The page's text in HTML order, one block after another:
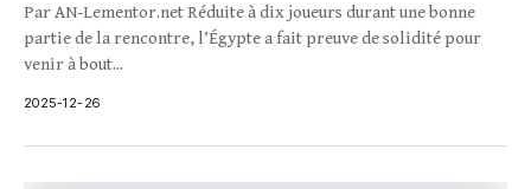
Par AN-Lementor.net Réduite à dix joueurs durant une bonne
partie de la rencontre, l’Égypte a fait preuve de solidité pour
venir à bout...
2025-12-26